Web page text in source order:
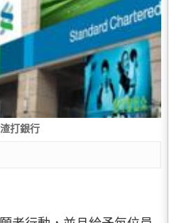
打銀行